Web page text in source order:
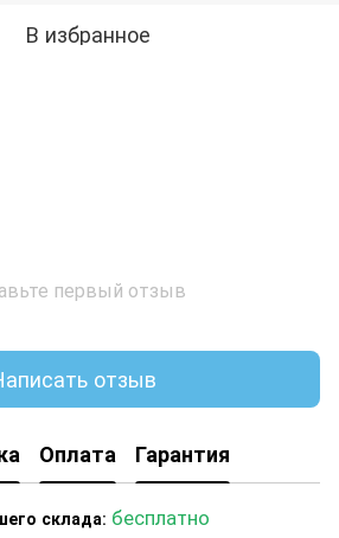
В избранное
первый отзыв
отзыв
Оплата Гарантия
склада: бесплатно